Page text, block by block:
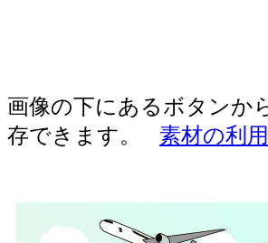
画像の下にあるボタンか
存できます。
素材の利